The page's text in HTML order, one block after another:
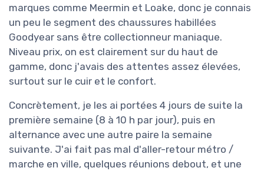
marques comme Meermin et Loake, donc je connais
un peu le segment des chaussures habillées
Goodyear sans être collectionneur maniaque.
Niveau prix, on est clairement sur du haut de
gamme, donc j'avais des attentes assez élevées,
surtout sur le cuir et le confort.
Concrètement, je les ai portées 4 jours de suite la
première semaine (8 à 10 h par jour), puis en
alternance avec une autre paire la semaine
suivante. J'ai fait pas mal d'aller-retour métro /
marche en ville, quelques réunions debout, et une